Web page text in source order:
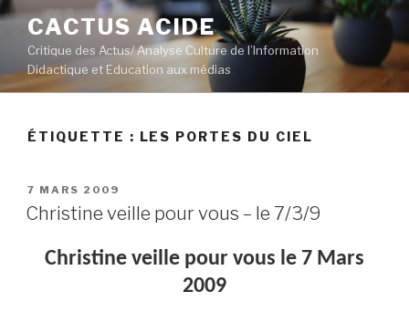
Aller
contenu
principal
CACTUS ACIDE
Critique des Actus/ Analyse Culture de l’Information
Didactique et Education aux médias
ÉTIQUETTE : LES PORTES DU CIEL
PUBLIÉ
LE
7 MARS 2009
Christine veille pour vous – le 7/3/9
Christine veille pour vous le 7 Mars
2009